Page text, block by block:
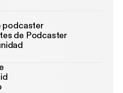
podcaster
de Podcaster